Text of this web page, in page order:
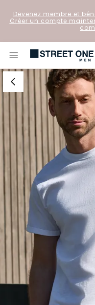
Devenez membre et
Créer un compte